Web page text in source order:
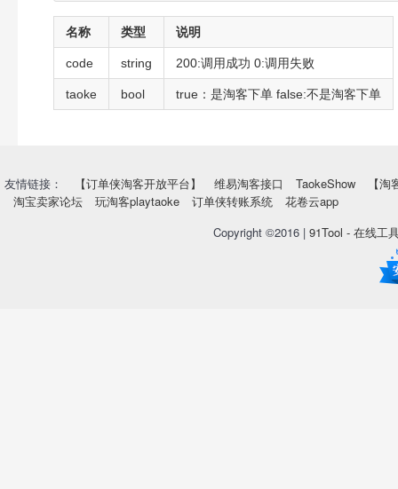
名称 类型 说明
code string 200:调用成功 0:调用失败
taoke bool true：是淘客下单 false:不是淘客下单
友情链接： 【订单侠淘客开放平台】 维易淘客接口 TaokeShow
【
淘宝卖家论坛
玩淘客playtaoke 订单侠转账系统
花卷云app
Copyright ©2016 | 91Tool - 在线工